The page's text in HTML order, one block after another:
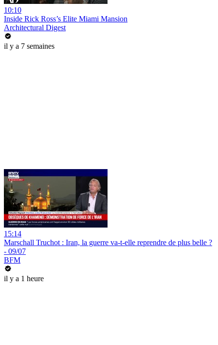
10:10
Inside Rick Ross’s Elite Miami Mansion
Architectural Digest
il y a 7 semaines
15:14
Marschall Truchot : Iran, la guerre va-t-elle reprendre de plus belle ?
- 09/07
BFM
il y a 1 heure